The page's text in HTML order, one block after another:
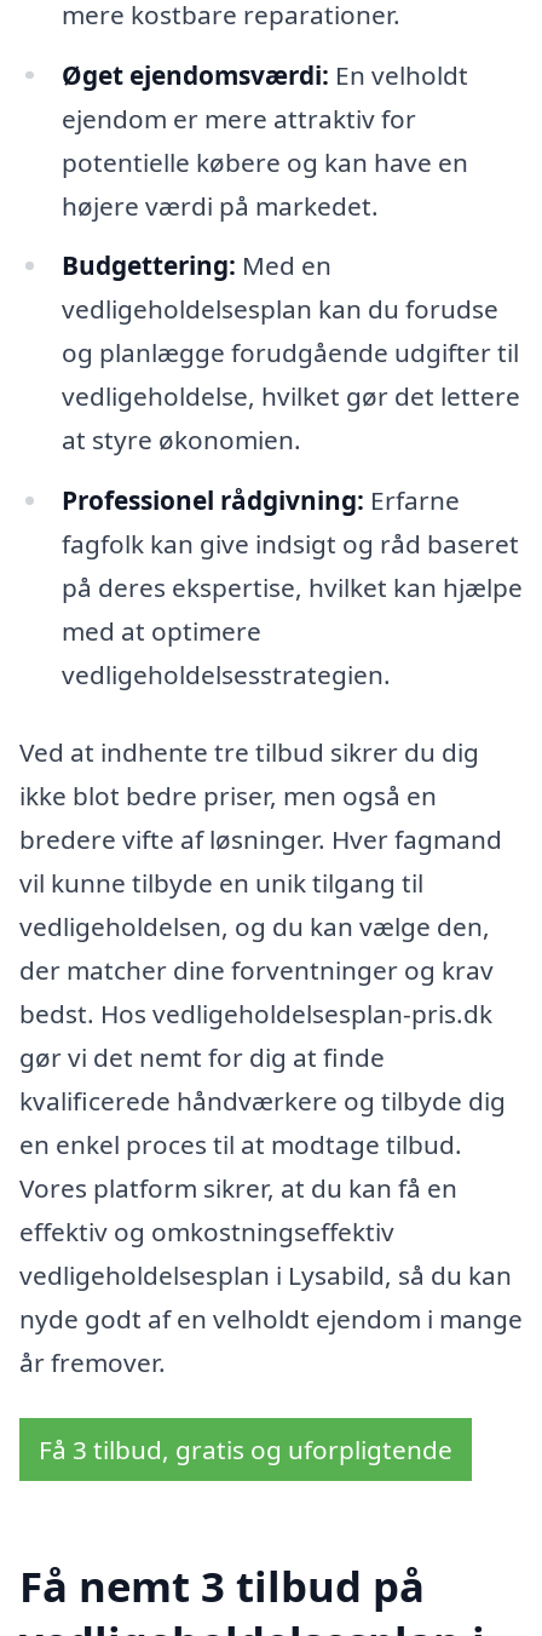
mere kostbare reparationer.
Øget ejendomsværdi: En velholdt
ejendom er mere attraktiv for
potentielle købere og kan have en
højere værdi på markedet.
Budgettering: Med en
vedligeholdelsesplan kan du forudse
og planlægge forudgående udgifter til
vedligeholdelse, hvilket gør det lettere
at styre økonomien.
Professionel rådgivning: Erfarne
fagfolk kan give indsigt og råd baseret
på deres ekspertise, hvilket kan hjælpe
med at optimere
vedligeholdelsesstrategien.
Ved at indhente tre tilbud sikrer du dig
ikke blot bedre priser, men også en
bredere vifte af løsninger. Hver fagmand
vil kunne tilbyde en unik tilgang til
vedligeholdelsen, og du kan vælge den,
der matcher dine forventninger og krav
bedst. Hos vedligeholdelsesplan-pris.dk
gør vi det nemt for dig at finde
kvalificerede håndværkere og tilbyde dig
en enkel proces til at modtage tilbud.
Vores platform sikrer, at du kan få en
effektiv og omkostningseffektiv
vedligeholdelsesplan i Lysabild, så du kan
nyde godt af en velholdt ejendom i mange
år fremover.
Få 3 tilbud, gratis og uforpligtende
Få nemt 3 tilbud på